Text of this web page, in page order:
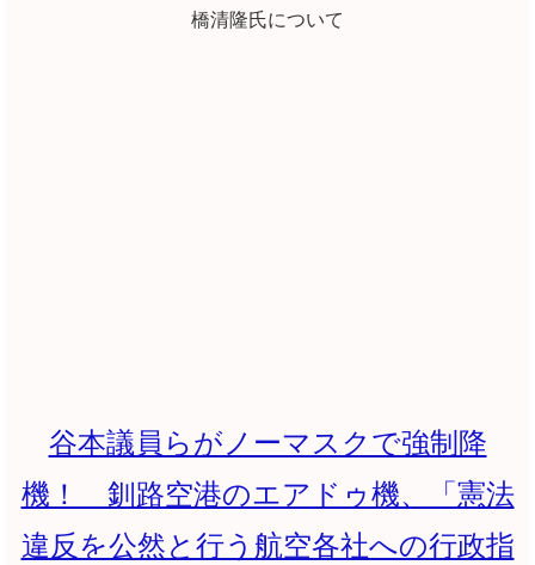
橋清隆氏について
谷本議員らがノーマスクで強制降
機！ 釧路空港のエアドゥ機、「憲法
違反を公然と行う航空各社への行政指